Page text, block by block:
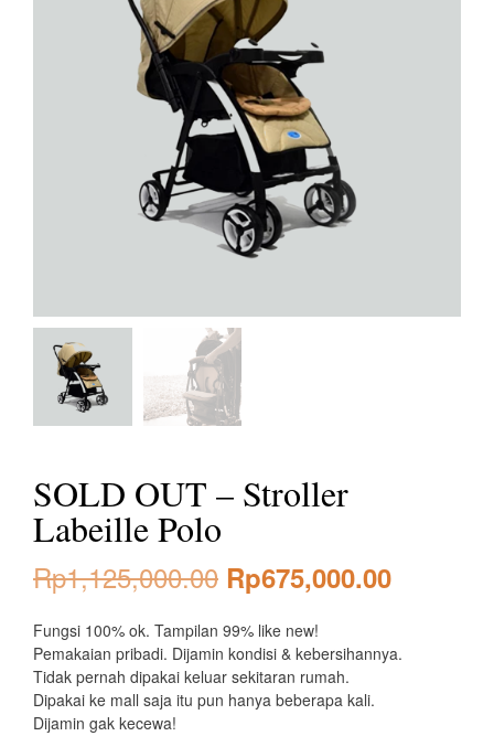
SOLD OUT – Stroller
Labeille Polo
Rp1,125,000.00 Original
price
was:
Rp1,125,000.00.
Rp675,000.00Current
is:
Fungsi 100% ok. Tampilan 99% like new!
Pemakaian pribadi. Dijamin kondisi & kebersihannya.
Tidak pernah dipakai keluar sekitaran rumah.
Dipakai ke mall saja itu pun hanya beberapa kali.
Dijamin gak kecewa!